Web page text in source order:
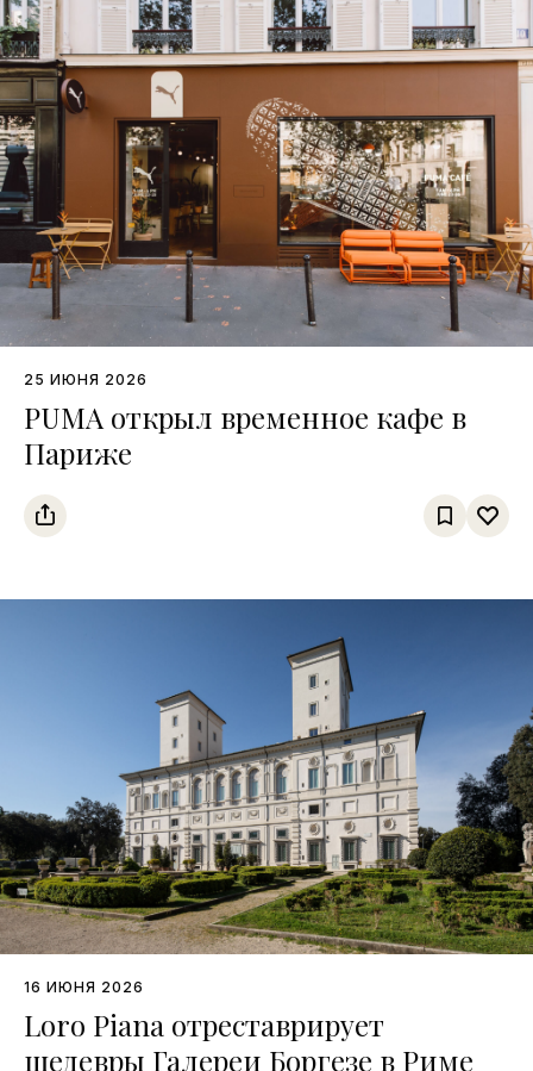
25 ИЮНЯ 2026
PUMA открыл временное кафе в
Париже
16 ИЮНЯ 2026
Loro Piana отреставрирует
шедевры Галереи Боргезе в Риме